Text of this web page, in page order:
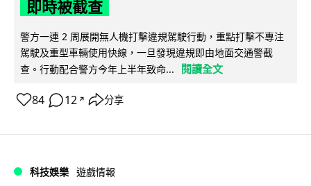
即時被截查
警方一連 2 周展開無人機打擊違規駕駛行動，重點打擊不專注
駕駛及重型車輛使用快線，一旦發現違規即由地面交通警截
查。行動配合警方今年上半年致命...
閱讀全文
84 12 ↗ 分享
科技娛樂 遊戲情報